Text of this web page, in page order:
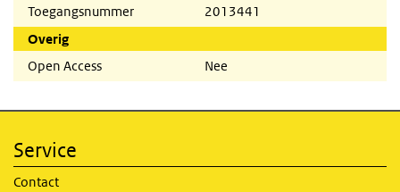
Toegangsnummer
2013441
Overig
Open Access
Nee
Service
Contact